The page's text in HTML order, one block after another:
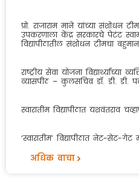
परिपत्रक_ गुणवंत पाल्‍य सत्‍कार
26 बाबत…
Important Notice:
Walk-in Interview for the
प्रो. राजाराम माने यांच्या संशोधन
उपकरणाला केंद्र सरकारचे पेटंट
विद्यापीठातील संशोधन टीमचा बहुमान
राष्ट्रीय सेवा योजना विद्यार्थ्यांच्या
व्यासपीठ – कुलसचिव डॉ. डी. डी.
स्वारातीम विद्यापीठात यशवंतराव
‘स्वारातीम’ विद्यापीठात नेट-सेट-गेट
अधिक वाचा